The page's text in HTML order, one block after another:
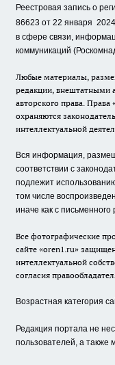
Реестровая запись о
86623 от 22 января 2024
в сфере связи,
коммуникаций
Любые материалы,
редакции, внештатными
авторского права.
охраняются
интеллектуальной
Вся информация,
соответствии с
подлежит
том числе
иначе как с
Все фотографические
сайте «oren1.ru»
интеллектуальной
согласия
Возрастная категория
Редакция портала не
пользователей, а также